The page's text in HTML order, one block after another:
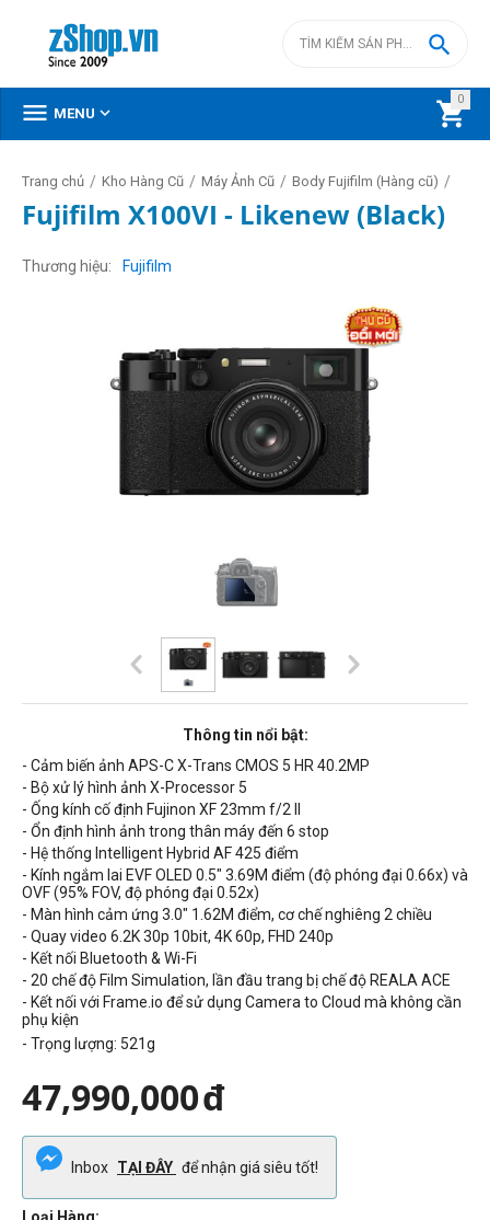
0


 MENU 
Trang chủ / Kho Hàng Cũ / Máy Ảnh Cũ / Body Fujifilm (Hàng cũ) /
Fujifilm X100VI - Likenew (Black)
Thương hiệu Fujifilm
Thông tin nổi bật:
- Cảm biến ảnh APS-C X-Trans CMOS 5 HR 40.2MP
- Bộ xử lý hình ảnh X-Processor 5
- Ống kính cố định Fujinon XF 23mm f/2 II
- Ổn định hình ảnh trong thân máy đến 6 stop
- Hệ thống Intelligent Hybrid AF 425 điểm
- Kính ngắm lai EVF OLED 0.5" 3.69M điểm (độ phóng đại 0.66x) và
OVF (95% FOV, độ phóng đại 0.52x)
- Màn hình cảm ứng 3.0" 1.62M điểm, cơ chế nghiêng 2 chiều
- Quay video 6.2K 30p 10bit, 4K 60p, FHD 240p
- Kết nối Bluetooth & Wi-Fi
- 20 chế độ Film Simulation, lần đầu trang bị chế độ REALA ACE
- Kết nối với Frame.io để sử dụng Camera to Cloud mà không cần
phụ kiện
- Trọng lượng: 521g
47,990,000đ
Inbox TẠI ĐÂY để nhận giá siêu tốt!
Loại Hàng: